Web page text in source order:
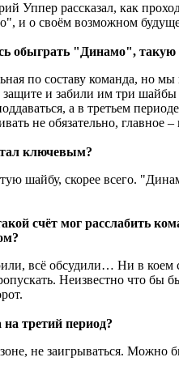
Уппер рассказал, как
и о своём возможном
обыграть "Динамо",
по составу команда, но мы
и забили им три
а в третьем
не обязательно, главное
ключевым?
шайбу, скорее всего.
счёт мог расслабить
всё обсудили… Ни в коем
Неизвестно что
третий период?
не заигрываться. Можно